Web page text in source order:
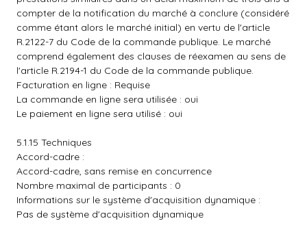
compter de la notification du marché à conclure (considéré
comme étant alors le marché initial) en vertu de l'article
R.2122-7 du Code de la commande publique. Le marché
comprend également des clauses de réexamen au sens de
l'article R.2194-1 du Code de la commande publique.
Facturation en ligne : Requise
La commande en ligne sera utilisée : oui
Le paiement en ligne sera utilisé : oui
5.1.15 Techniques
Accord-cadre :
Accord-cadre, sans remise en concurrence
Nombre maximal de participants : 0
Informations sur le système d'acquisition dynamique :
Pas de système d'acquisition dynamique